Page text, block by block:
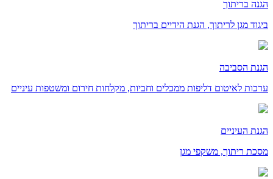
הגנה בריתוך
ביגוד מגן לריתוך, הגנת הידיים בריתוך
הגנת הסביבה
ערכות לאיטום דליפות ממכלים וחביות, מקלחות חירום ומשטפות עיניים
הגנת העיניים
מסכת ריתוך, משקפי מגן